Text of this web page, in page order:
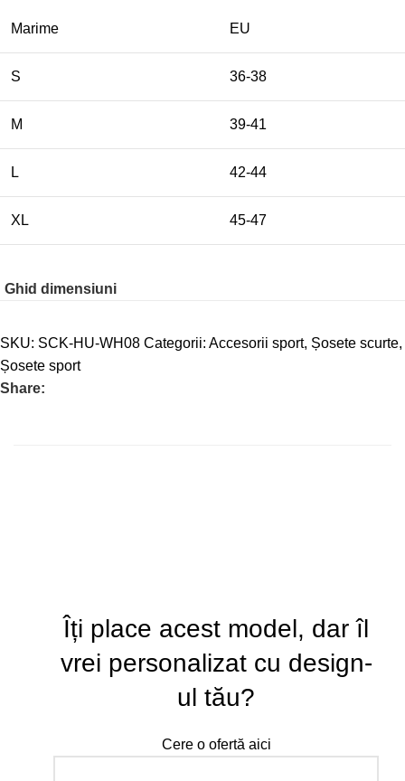
Marime EU
S 36-38
M 39-41
L 42-44
XL 45-47
Ghid dimensiuni
SKU: SCK-HU-WH08 Categorii: Accesorii sport, Șosete scurte,
Șosete sport
Share:
Îți place acest model, dar îl
vrei personalizat cu design-
ul tău?
Cere o ofertă aici